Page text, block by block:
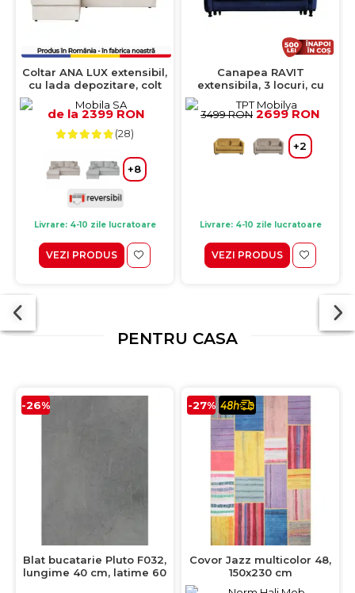
Coltar ANA LUX extensibil,
cu lada depozitare, colt
interschimbabil, bej,
200x140x83 cm
de la 2399 RON
(28)
+8
Livrare: 4-10 zile lucratoare
VEZI PRODUS
Canapea RAVIT
extensibila, 3 locuri, cu
arcuri si lada depozitare,
albastru, 173x122x88 cm
3499 RON 2699 RON
+2
Livrare: 4-10 zile lucratoare
VEZI PRODUS
PENTRU CASA
-26%
Blat bucatarie Pluto F032,
lungime 40 cm, latime 60
-27%
Covor Jazz multicolor 48,
150x230 cm